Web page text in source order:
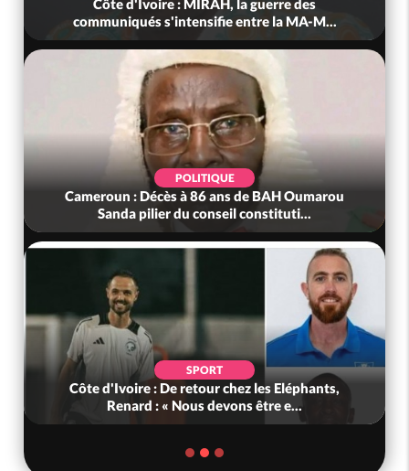
Côte d'Ivoire : MIRAH, la guerre des
communiqués s'intensifie entre la MA-M...
POLITIQUE
Cameroun : Décès à 86 ans de BAH Oumarou
Sanda pilier du conseil constituti...
SPORT
Côte d'Ivoire : De retour chez les Eléphants,
Renard : « Nous devons être e...